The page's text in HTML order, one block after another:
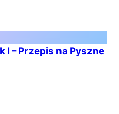
I – Przepis na Pyszne